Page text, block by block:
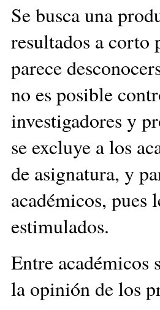
Se busca una
resultados a corto
parece
no es posible
investigadores y
se excluye a los
de asignatura, y
académicos, pues
estimulados.
Entre académicos
la opinión de los